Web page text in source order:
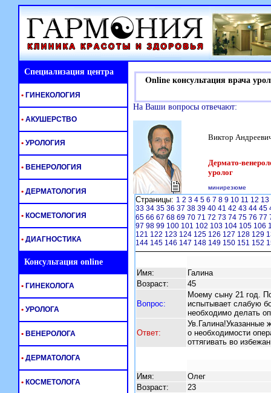
Специализация центра
Online консультация врача
На Ваши вопросы отвечают:
Виктор
Дермато-
уролог
минирезюме
Страницы: 1 2 3 4 5 6 7 8 9 10 11 12 13
33 34 35 36 37 38 39 40 41 42 43 44 45
65 66 67 68 69 70 71 72 73 74 75 76 77
97 98 99 100 101 102 103 104 105 106
121 122 123 124 125 126 127 128 129
144 145 146 147 148 149 150 151 152
Имя:
Галина
Возраст:
45
Вопрос:
Моему сыну 21 год.
испытывает слабую
необходимо делать
Ответ:
Ув.Галина!Указанные
о необходимости
оттягивать во
Имя:
Олег
Возраст:
23
• ГИНЕКОЛОГИЯ
• АКУШЕРСТВО
• УРОЛОГИЯ
• ВЕНЕРОЛОГИЯ
• ДЕРМАТОЛОГИЯ
• КОСМЕТОЛОГИЯ
• ДИАГНОСТИКА
Консультация online
• ГИНЕКОЛОГА
• УРОЛОГА
• ВЕНЕРОЛОГА
• ДЕРМАТОЛОГА
• КОСМЕТОЛОГА